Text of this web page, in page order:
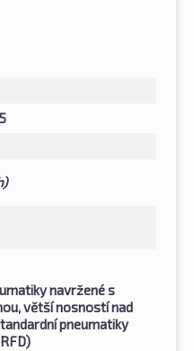
navržené s
větší nosností nad
pneumatiky